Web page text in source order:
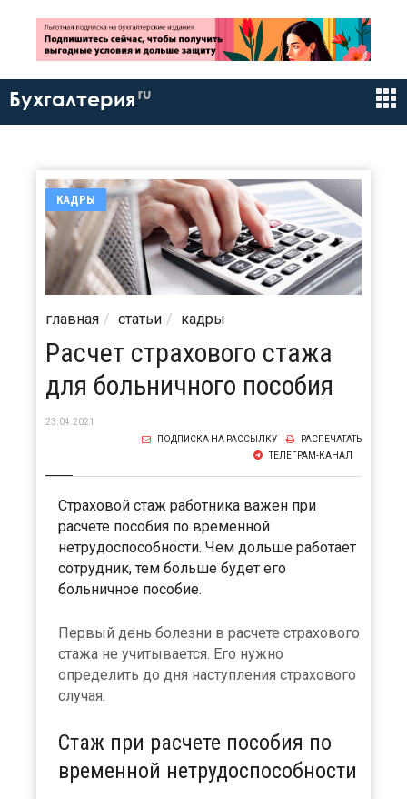
Бухгалтерия ru
КАДРЫ
главная статьи кадры
Расчет страхового стажа
для больничного пособия
23.04.2021
РАСПЕЧАТАТЬ
ПОДПИСКА НА РАССЫЛКУ
ТЕЛЕГРАМ-КАНАЛ
Страховой стаж работника важен при
расчете пособия по временной
нетрудоспособности. Чем дольше работает
сотрудник, тем больше будет его
больничное пособие.
Первый день болезни в расчете страхового
стажа не учитывается. Его нужно
определить до дня наступления страхового
случая.
Стаж при расчете пособия по
временной нетрудоспособности